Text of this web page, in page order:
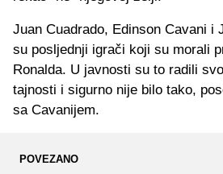
Juan Cuadrado, Edinson Cavani i
su posljednji igrači koji su morali
Ronalda. U javnosti su to radili
tajnosti i sigurno nije bilo tako,
sa Cavanijem.
POVEZANO